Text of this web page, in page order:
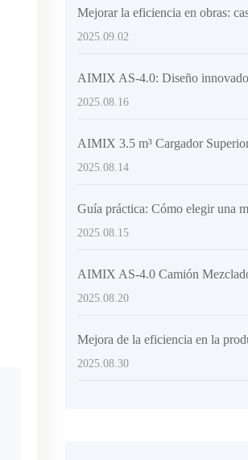
2025.09.02
2025.08.16
2025.08.14
2025.08.15
2025.08.20
2025.08.30